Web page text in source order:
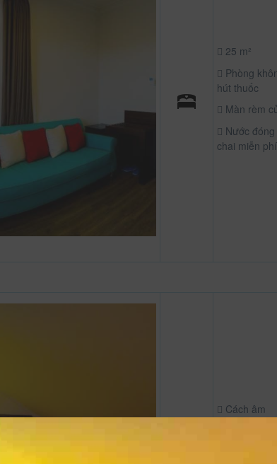
25 m²
Phòng
hút thuốc
Màn rèm
Nước đóng
chai miễn phí
Cách âm